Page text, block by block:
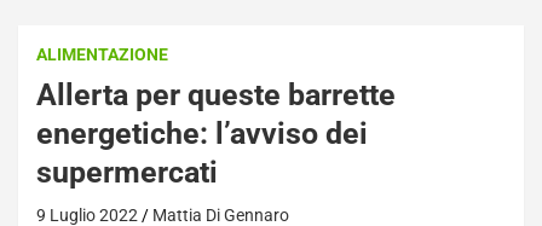
ALIMENTAZIONE
Allerta per queste barrette
energetiche: l’avviso dei
supermercati
9 Luglio 2022 Mattia Di Gennaro